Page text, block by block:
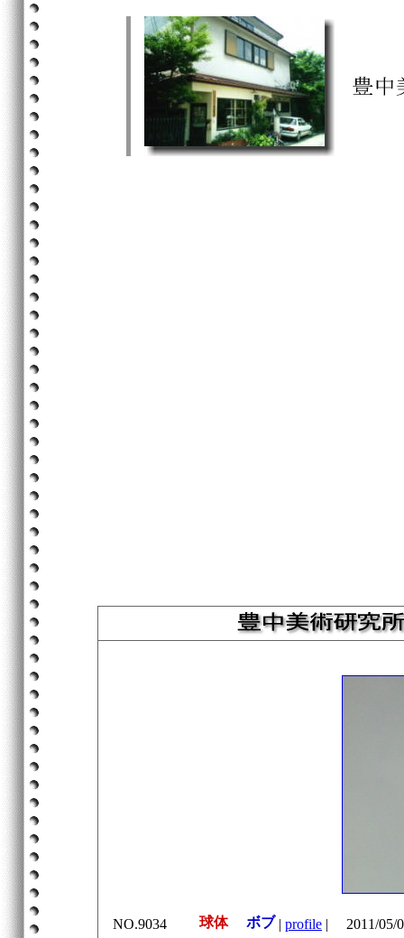
NO.9034 球体 ボブ | profile |
2011/05/